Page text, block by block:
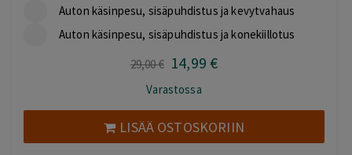
Auton käsinpesu, sisäpuhdistus ja kevytvahaus
Auton käsinpesu, sisäpuhdistus ja konekiillotus
29,00€ Alkuperäinen
oli:
29,00 €.
14,99 €Nykyinen
14,99 €.
Varastossa
LISÄÄ OSTOSKORIIN